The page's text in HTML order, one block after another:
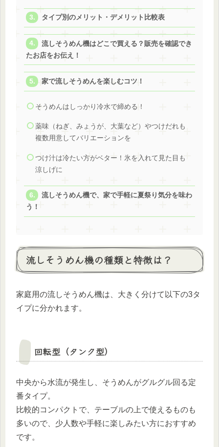
タイプ別のメリット・デメリット比較表
流しそうめん機はどこで買える？販売を確認でき
たお店をお伝え！
家で流しそうめんを楽しむコツ！
そうめんはしっかり冷水で締める！
薬味（ねぎ、みょうが、大葉など）やつけだれも
複数用意してバリエーションを
つけ汁は冷たい方がベター！氷を入れて見た目も
涼しげに
流しそうめん機で、家で手軽に夏祭り気分を味わ
う！
流しそうめん機の種類と特徴は？
家庭用の流しそうめん機は、大きく分けて以下の3タ
イプに分かれます。
回転型（タンク型）
中央から水流が発生し、そうめんがグルグル回る定
番タイプ。
比較的コンパクトで、テーブルの上で使えるものも
多いので、少人数や手軽に楽しみたい方におすすめ
です。